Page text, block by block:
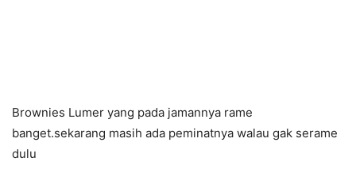
Brownies Lumer yang pada jamannya rame
banget.sekarang masih ada peminatnya walau gak serame
dulu